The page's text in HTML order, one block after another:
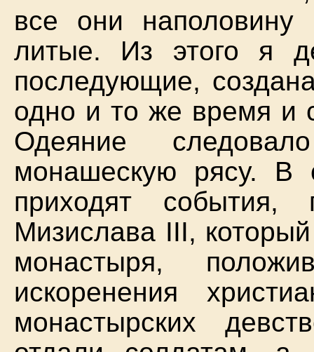
все они
литые. Из этого я
последующие,
одно и то же время и
Одеяние
монашескую рясу. В
приходят события,
Мизислава III,
монастыря,
искоренения
монастырских